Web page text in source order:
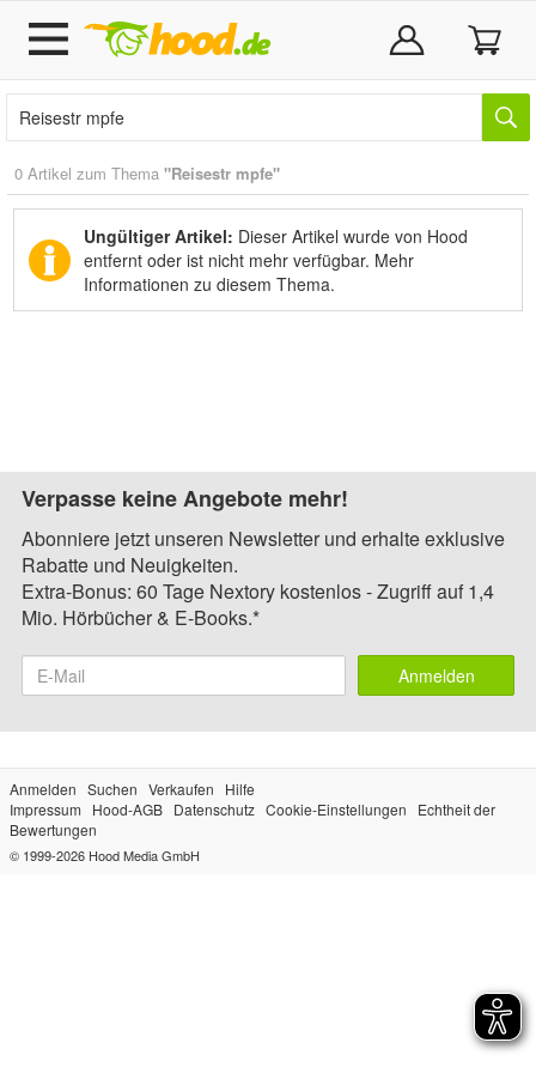
0 Artikel zum Thema "Reisestr mpfe"
Ungültiger Artikel: Dieser Artikel wurde von Hood
entfernt oder ist nicht mehr verfügbar. Mehr
Informationen zu diesem Thema.
Verpasse keine Angebote mehr!
Abonniere jetzt unseren Newsletter und erhalte exklusive
Rabatte und Neuigkeiten.
Extra-Bonus: 60 Tage Nextory kostenlos - Zugriff auf 1,4
Mio. Hörbücher & E-Books.*
Anmelden
Anmelden Suchen Verkaufen
Hilfe
Impressum
Hood-AGB Datenschutz Cookie-Einstellungen
Echtheit der
Bewertungen
© 1999-2026 Hood Media GmbH